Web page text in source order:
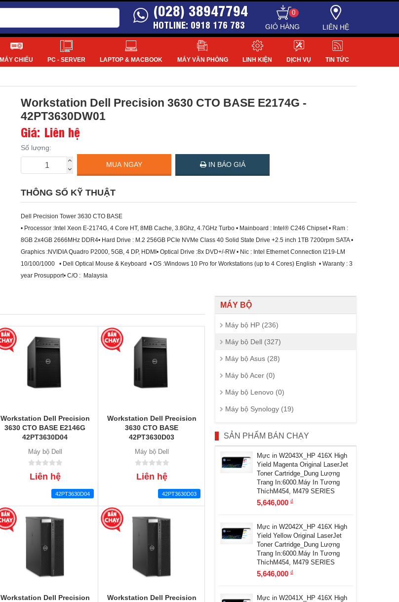
0
(028) 38947794
HOTLINE: 0918 176 783 LIÊN HỆ
MÁY CHIẾU PC - SERVER LAPTOP & MACBOOK MÁY VĂN PHÒNG LINH KIỆN DỊCH VỤ TIN TỨC
Workstation Dell Precision 3630 CTO BASE E2174G -
42PT3630DW01
Giá: Liên hệ
Số lượng:
MUA NGAY IN BÁO GIÁ
THÔNG SỐ KỸ THUẬT
Dell Precision Tower 3630 CTO BASE
• Processor :Intel Xeon E-2174G, 4 Core HT, 8MB Cache, 3.8Ghz, 4.7GHz Turbo • Mainboard : Intel® C246 Chipset • Ram :
8GB 2x4GB 2666MHz DDR4• Hard Drive : M.2 256GB PCIe NVMe Class 40 Solid State Drive +2.5 inch 1TB 7200rpm SATA •
Graphics :NVIDIA Quadro P2000, 5GB, 4 DP, HDMI• Optical Drive :8x DVD+/-RW • Nic : Intel Ethernet Connection I219-LM
10/100/1000 • Dell Optical Mouse & Keyboard • OS :Windows 10 Pro for Workstations (up to 4 Cores) English • Waranty : 3
year Prosupport• C/O : Malaysia
Workstation Dell Precision
3630 CTO BASE E2146G
42PT3630D04
Máy bộ Dell
Liên hệ
42PT3630D04
Workstation Dell Precision
3630 CTO BASE
42PT3630D03
Máy bộ Dell
Liên hệ
42PT3630D03
Workstation Dell Precision
Workstation Dell Precision
MÁY BỘ
Máy bộ HP (236)
Máy bộ Dell (327)
Máy bộ Asus (28)
Máy bộ Acer (0)
Máy bộ Lenovo (0)
Máy bộ Synology (19)
SẢN PHẨM BÁN CHẠY
Mực in W2043X_HP 416X High
Yield Magenta Original LaserJet
Toner Cartridge_Dung Lượng
Trang In:6000.Máy In Tương
ThíchM454, M479 SERIES
5,646,000đ
Mực in W2042X_HP 416X High
Yield Yellow Original LaserJet
Toner Cartridge_Dung Lượng
Trang In:6000.Máy In Tương
ThíchM454, M479 SERIES
5,646,000đ
Mực in W2041X_HP 416X High